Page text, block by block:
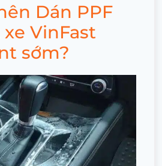
Dán PPF
VinFast
sớm?